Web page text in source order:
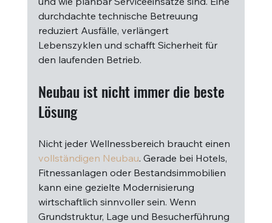
durchdachte technische Betreuung
reduziert Ausfälle, verlängert
Lebenszyklen und schafft Sicherheit für
den laufenden Betrieb.
Neubau ist nicht immer die beste
Lösung
Nicht jeder Wellnessbereich braucht einen
vollständigen Neubau. Gerade bei Hotels,
Fitnessanlagen oder Bestandsimmobilien
kann eine gezielte Modernisierung
wirtschaftlich sinnvoller sein. Wenn
Grundstruktur, Lage und Besucherführung